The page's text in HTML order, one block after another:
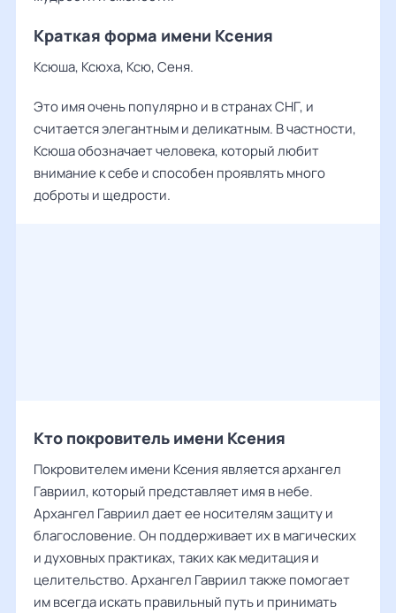
Краткая форма имени Ксения
Ксюша, Ксюха, Ксю, Сеня.
Это имя очень популярно и в странах СНГ, и
считается элегантным и деликатным. В частности,
Ксюша обозначает человека, который любит
внимание к себе и способен проявлять много
доброты и щедрости.
Кто покровитель имени Ксения
Покровителем имени Ксения является архангел
Гавриил, который представляет имя в небе.
Архангел Гавриил дает ее носителям защиту и
благословение. Он поддерживает их в магических
и духовных практиках, таких как медитация и
целительство. Архангел Гавриил также помогает
им всегда искать правильный путь и принимать